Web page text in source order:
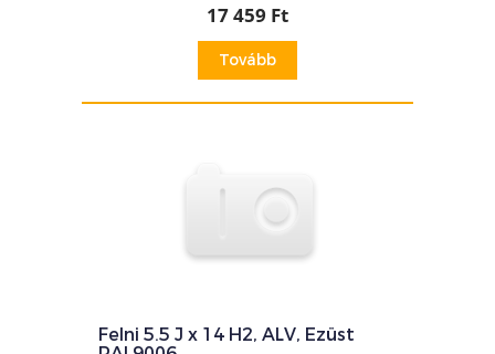
17 459 Ft
Tovább
Felni 5.5 J x 14 H2, ALV, Ezüst